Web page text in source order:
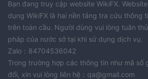
Bạn đang truy cập website WikiFX.
dụng WikiFX là hai nền tảng tra cứu thông
trên toàn cầu. Người dùng vui lòng tuân
pháp của nước sở tại khi sử dụng dịch vụ.
Zalo：84704536042
Trong trường hợp các thông tin như mã số
đổi, xin vui lòng liên hệ：qa@gmail.com